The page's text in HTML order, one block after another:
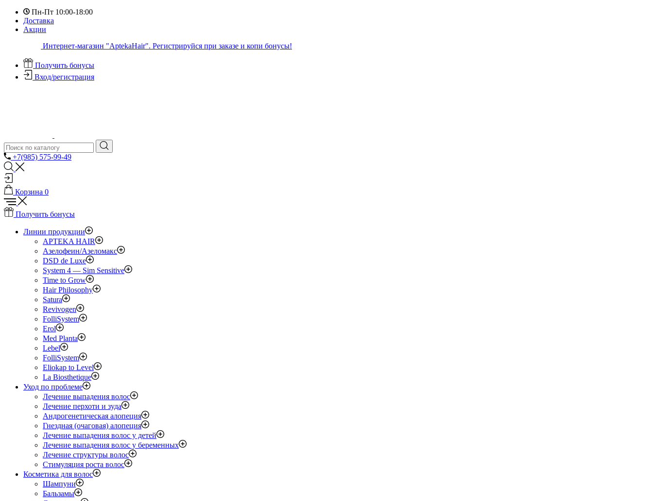
Пн-Пт 10:00-18:00
Доставка
Акции
Интернет-магазин "AptekaHair". Регистрируйся при заказе и копи бонусы!
Получить бонусы
Вход/регистрация
+7(985) 575-99-49
Корзина 0
Получить бонусы
Линии продукции
APTEKA HAIR
Азелофеин/Aзеломакс
DSD de Luxe
System 4 — Sim Sensitive
Time to Grow
Hair Philosophy
Satura
Revivogen
FolliSystem
Erol
Med Planta
Lebel
FolliSystem
Eliokap to Level
La Biosthetique
Уход по проблеме
Лечение выпадения волос
Лечение перхоти и зуда
Андрогенетическая алопеция
Гнездная (очаговая) алопеция
Лечение выпадения волос у детей
Лечение выпадения волос у беременных
Лечение структуры волос
Стимуляция роста волос
Косметика для волос
Шампуни
Бальзамы